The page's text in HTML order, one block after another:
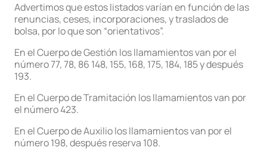
Advertimos que estos listados varían en función de las
renuncias, ceses, incorporaciones, y traslados de
bolsa, por lo que son “orientativos”.
En el Cuerpo de Gestión los llamamientos van por el
número 77, 78, 86 148, 155, 168, 175, 184, 185 y después
193.
En el Cuerpo de Tramitación los llamamientos van por
el número 423.
En el Cuerpo de Auxilio los llamamientos van por el
número 198, después reserva 108.